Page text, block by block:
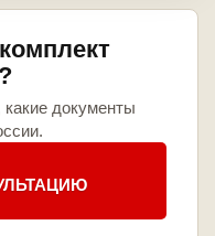
документы